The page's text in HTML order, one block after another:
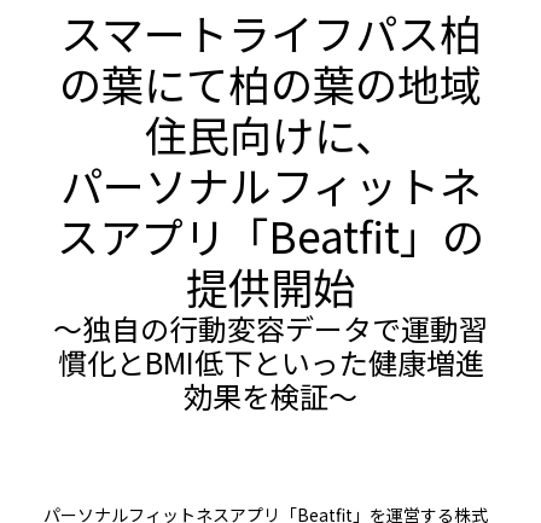
健康経営コンサルティングサービス
スマートライフパス柏
の葉にて柏の葉の地域
住民向けに、
パーソナルフィットネ
スアプリ「Beatfit」の
提供開始
～独自の行動変容データで運動習
慣化とBMI低下といった健康増進
効果を検証～
パーソナルフィットネスアプリ「Beatfit」を運営する株式